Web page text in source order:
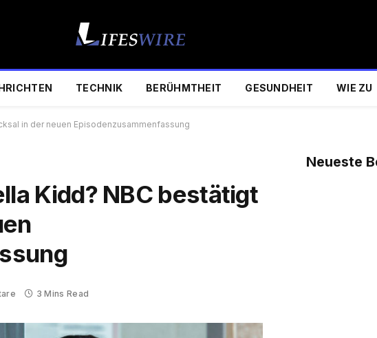
TECHNIK BERÜHMTHEIT GESUNDHEIT WIE ZU
in der neuen Episodenzusammenfassung
Kidd? NBC bestätigt
3 Mins Read
Neueste